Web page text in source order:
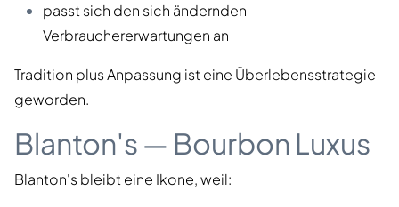
passt sich den sich ändernden
Verbrauchererwartungen an
Tradition plus Anpassung ist eine Überlebensstrategie
geworden.
Blanton's — Bourbon Luxus
Blanton's bleibt eine Ikone, weil: